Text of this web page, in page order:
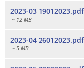
2023-03 19012023.pdf
~ 12 MB
2023-04 26012023.pdf
~ 5 MB